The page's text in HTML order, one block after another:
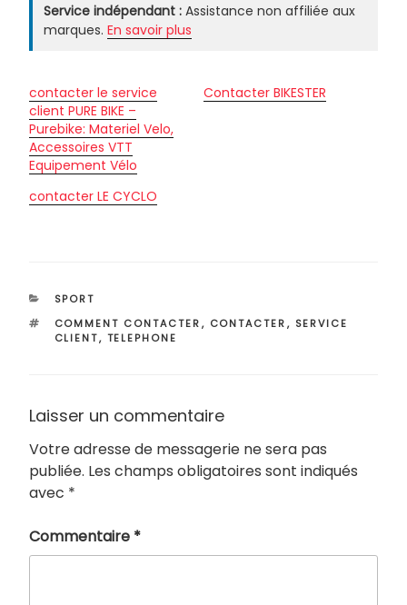
Service indépendant : Assistance non affiliée aux
marques. En savoir plus
contacter le service
client PURE BIKE –
Purebike: Materiel Velo,
Accessoires VTT
Equipement Vélo
Contacter BIKESTER
contacter LE CYCLO
CATÉGORIES
SPORT
ÉTIQUETTES
COMMENT CONTACTER, CONTACTER, SERVICE
CLIENT, TELEPHONE
Laisser un commentaire
Votre adresse de messagerie ne sera pas
publiée. Les champs obligatoires sont indiqués
avec *
Commentaire *